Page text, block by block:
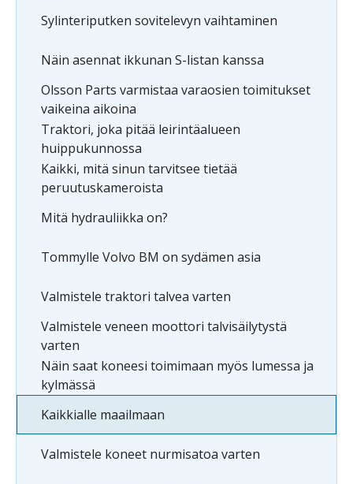
Sylinteriputken sovitelevyn vaihtaminen
Näin asennat ikkunan S-listan kanssa
Olsson Parts varmistaa varaosien toimitukset
vaikeina aikoina
Traktori, joka pitää leirintäalueen
huippukunnossa
Kaikki, mitä sinun tarvitsee tietää
peruutuskameroista
Mitä hydrauliikka on?
Tommylle Volvo BM on sydämen asia
Valmistele traktori talvea varten
Valmistele veneen moottori talvisäilytystä
varten
Näin saat koneesi toimimaan myös lumessa ja
kylmässä
Kaikkialle maailmaan
Valmistele koneet nurmisatoa varten